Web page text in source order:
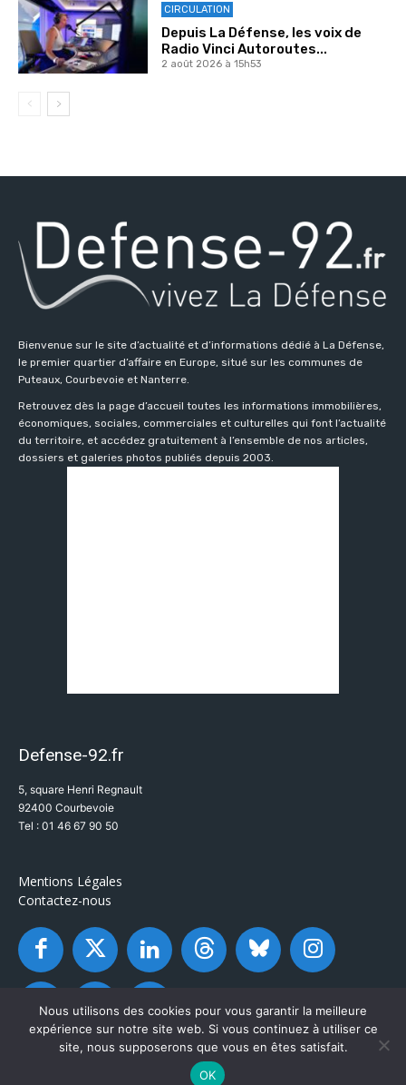
CIRCULATION
Depuis La Défense, les voix de
Radio Vinci Autoroutes...
2 août 2026 à 15h53
Bienvenue sur le site d’actualité et d’informations dédié à La Défense,
le premier quartier d’affaire en Europe, situé sur les communes de
Puteaux, Courbevoie et Nanterre.
Retrouvez dès la page d’accueil toutes les informations immobilières,
économiques, sociales, commerciales et culturelles qui font l’actualité
du territoire, et accédez gratuitement à l’ensemble de nos articles,
dossiers et galeries photos publiés depuis 2003.
Defense-92.fr
5, square Henri Regnault
92400 Courbevoie
Tel : 01 46 67 90 50
Mentions Légales
Contactez-nous
Nous utilisons des cookies pour vous garantir la meilleure
expérience sur notre site web. Si vous continuez à utiliser ce
site, nous supposerons que vous en êtes satisfait.
OK